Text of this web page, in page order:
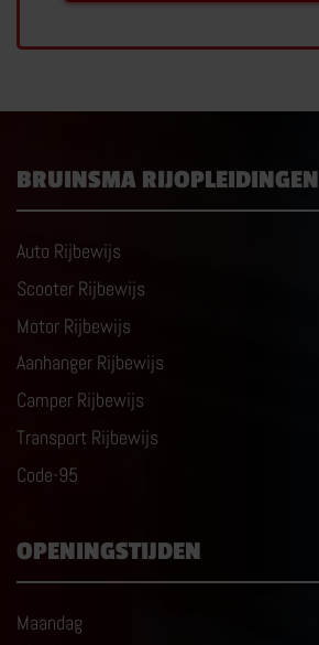
BRUINSMA RIJOPLEIDINGEN
Auto Rijbewijs
Scooter Rijbewijs
Motor Rijbewijs
Aanhanger Rijbewijs
Camper Rijbewijs
Transport Rijbewijs
Code-95
OPENINGSTIJDEN
Maandag